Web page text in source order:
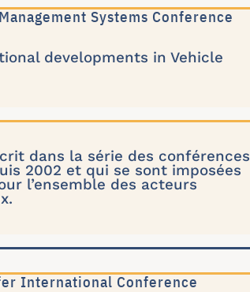
Systems Conference
developments in Vehicle
dans la série des conférences
2002 et qui se sont imposées
l’ensemble des acteurs
International Conference